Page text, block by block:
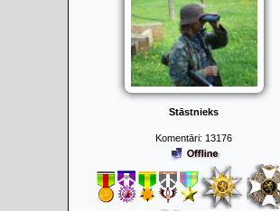
Stāstnieks
Komentāri: 13176